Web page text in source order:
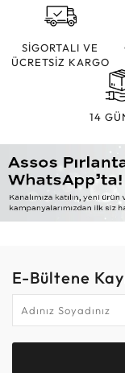
SİGORTALI VE
ÜCRETSİZ KARGO
14
E-Bültene